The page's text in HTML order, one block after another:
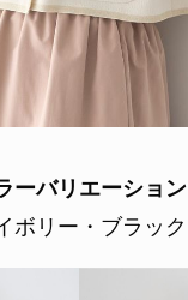
ーバリエーション
ボリー・ブラック